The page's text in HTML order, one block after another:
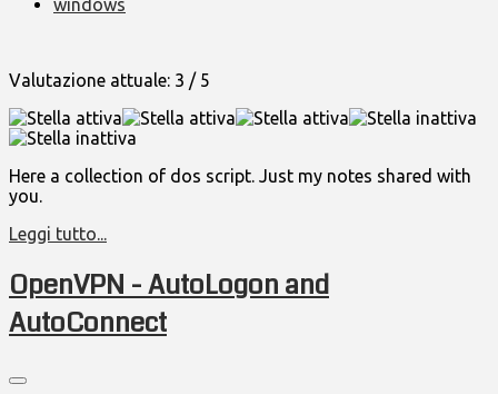
windows
Valutazione attuale: 3 / 5
Here a collection of dos script. Just my notes shared with
you.
Leggi tutto...
OpenVPN - AutoLogon and
AutoConnect